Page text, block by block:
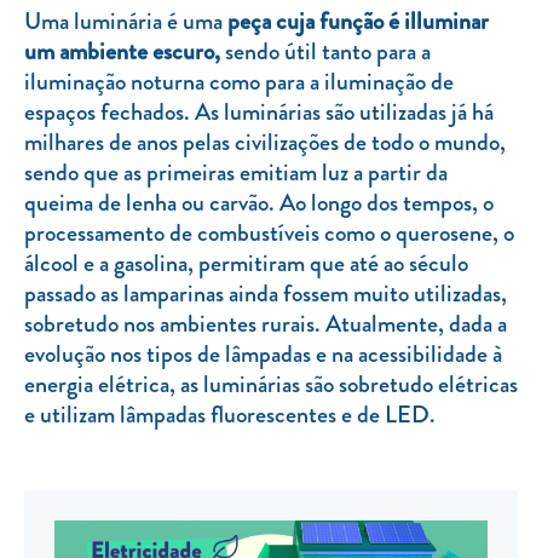
SERVIÇOS
ROTULAGEM
JUNTE-SE A NÓS
TARIFA SOCIAL
APP MOBILE
CONTADORES ELÉTRICOS
FATURAS
PRÉMIOS
EFICIÊNCIA ENERGÉTICA
FRAUDE E SEGURANÇA
Documentos úteis
Uma luminária é umapeça cuja função é illuminar
um ambiente escuro,sendo útil tanto para a
iluminação noturna como para a iluminação de
espaços fechados. As luminárias são utilizadas já há
milhares de anos pelas civilizações de todo o mundo,
sendo que as primeiras emitiam luz a partir da
queima de lenha ou carvão. Ao longo dos tempos, o
processamento de combustíveis como o querosene, o
álcool e a gasolina, permitiram que até ao século
passado as lamparinas ainda fossem muito utilizadas,
sobretudo nos ambientes rurais. Atualmente, dada a
evolução nos tipos de lâmpadas e na acessibilidade à
energia elétrica, as luminárias são sobretudo elétricas
e utilizam lâmpadas fluorescentes e de LED.